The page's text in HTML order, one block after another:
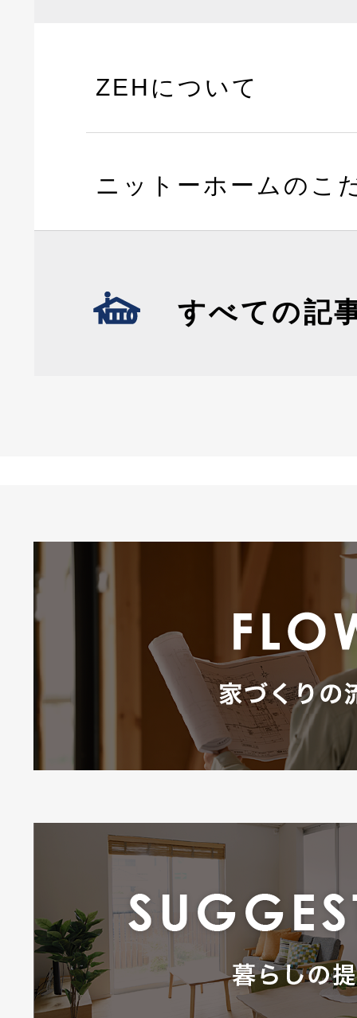
ZEHについて
ニットーホームのこ
すべての記